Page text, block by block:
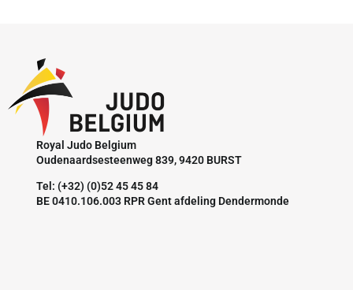
Royal Judo Belgium
Oudenaardsesteenweg 839, 9420 BURST
Tel: (+32) (0)52 45 45 84
BE 0410.106.003 RPR Gent afdeling Dendermonde